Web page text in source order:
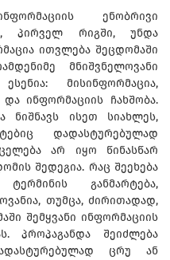
ენობრივი
პირველ რიგში, უნდა
ითვლება შეცდომაში
მნიშვნელოვანი
მისინფორმაცია,
ინფორმაციის ჩახშობა.
ნიშნავს ისეთ სიახლეს,
დადასტურებულად
არ იყო წინასწარ
შედეგია. რაც შეეხება
განმარტება,
თუმცა, ძირითადად,
შემყვანი ინფორმაციის
პროპაგანდა შეიძლება
ცრუ ან